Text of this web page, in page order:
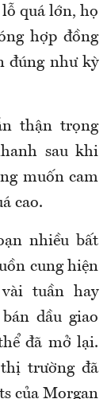
quá lớn, họ
hợp đồng
đúng như kỳ
thận trọng
sau khi
muốn cam
cao.
nhiều bất
cung hiện
tuần hay
dầu giao
đã mở lại.
trường đã
của Morgan